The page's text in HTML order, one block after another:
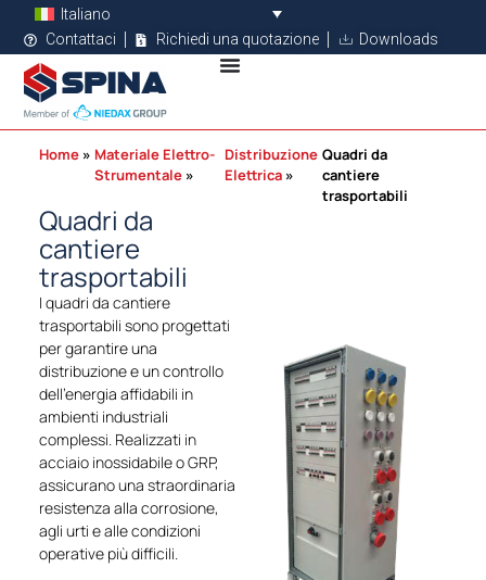
Italiano
Contattaci
Richiedi una quotazione Downloads
Home
Materiale Elettro-
Strumentale
Distribuzione
Elettrica
Quadri da
cantiere
trasportabili
Quadri da
cantiere
trasportabili
I quadri da cantiere
trasportabili sono progettati
per garantire una
distribuzione e un controllo
dell’energia affidabili in
ambienti industriali
complessi. Realizzati in
acciaio inossidabile o GRP,
assicurano una straordinaria
resistenza alla corrosione,
agli urti e alle condizioni
operative più difficili.